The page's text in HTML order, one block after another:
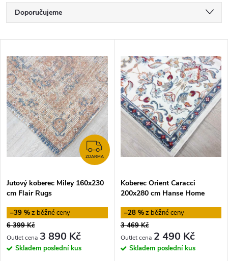
Ř
a
z
e
n
í
r
o
d
Doporučujeme
Nejprodávanější
Abecedně
V
ý
p
i
s
p
r
o
d
ZDARMA
ZDARMA
Jutový koberec Miley 160x230
cm Flair Rugs
–39 %
6 399 Kč
3 890 Kč
Skladem poslední kus
Koberec Orient Caracci
200x280 cm Hanse Home
–28 %
3 469 Kč
2 490 Kč
Skladem poslední kus